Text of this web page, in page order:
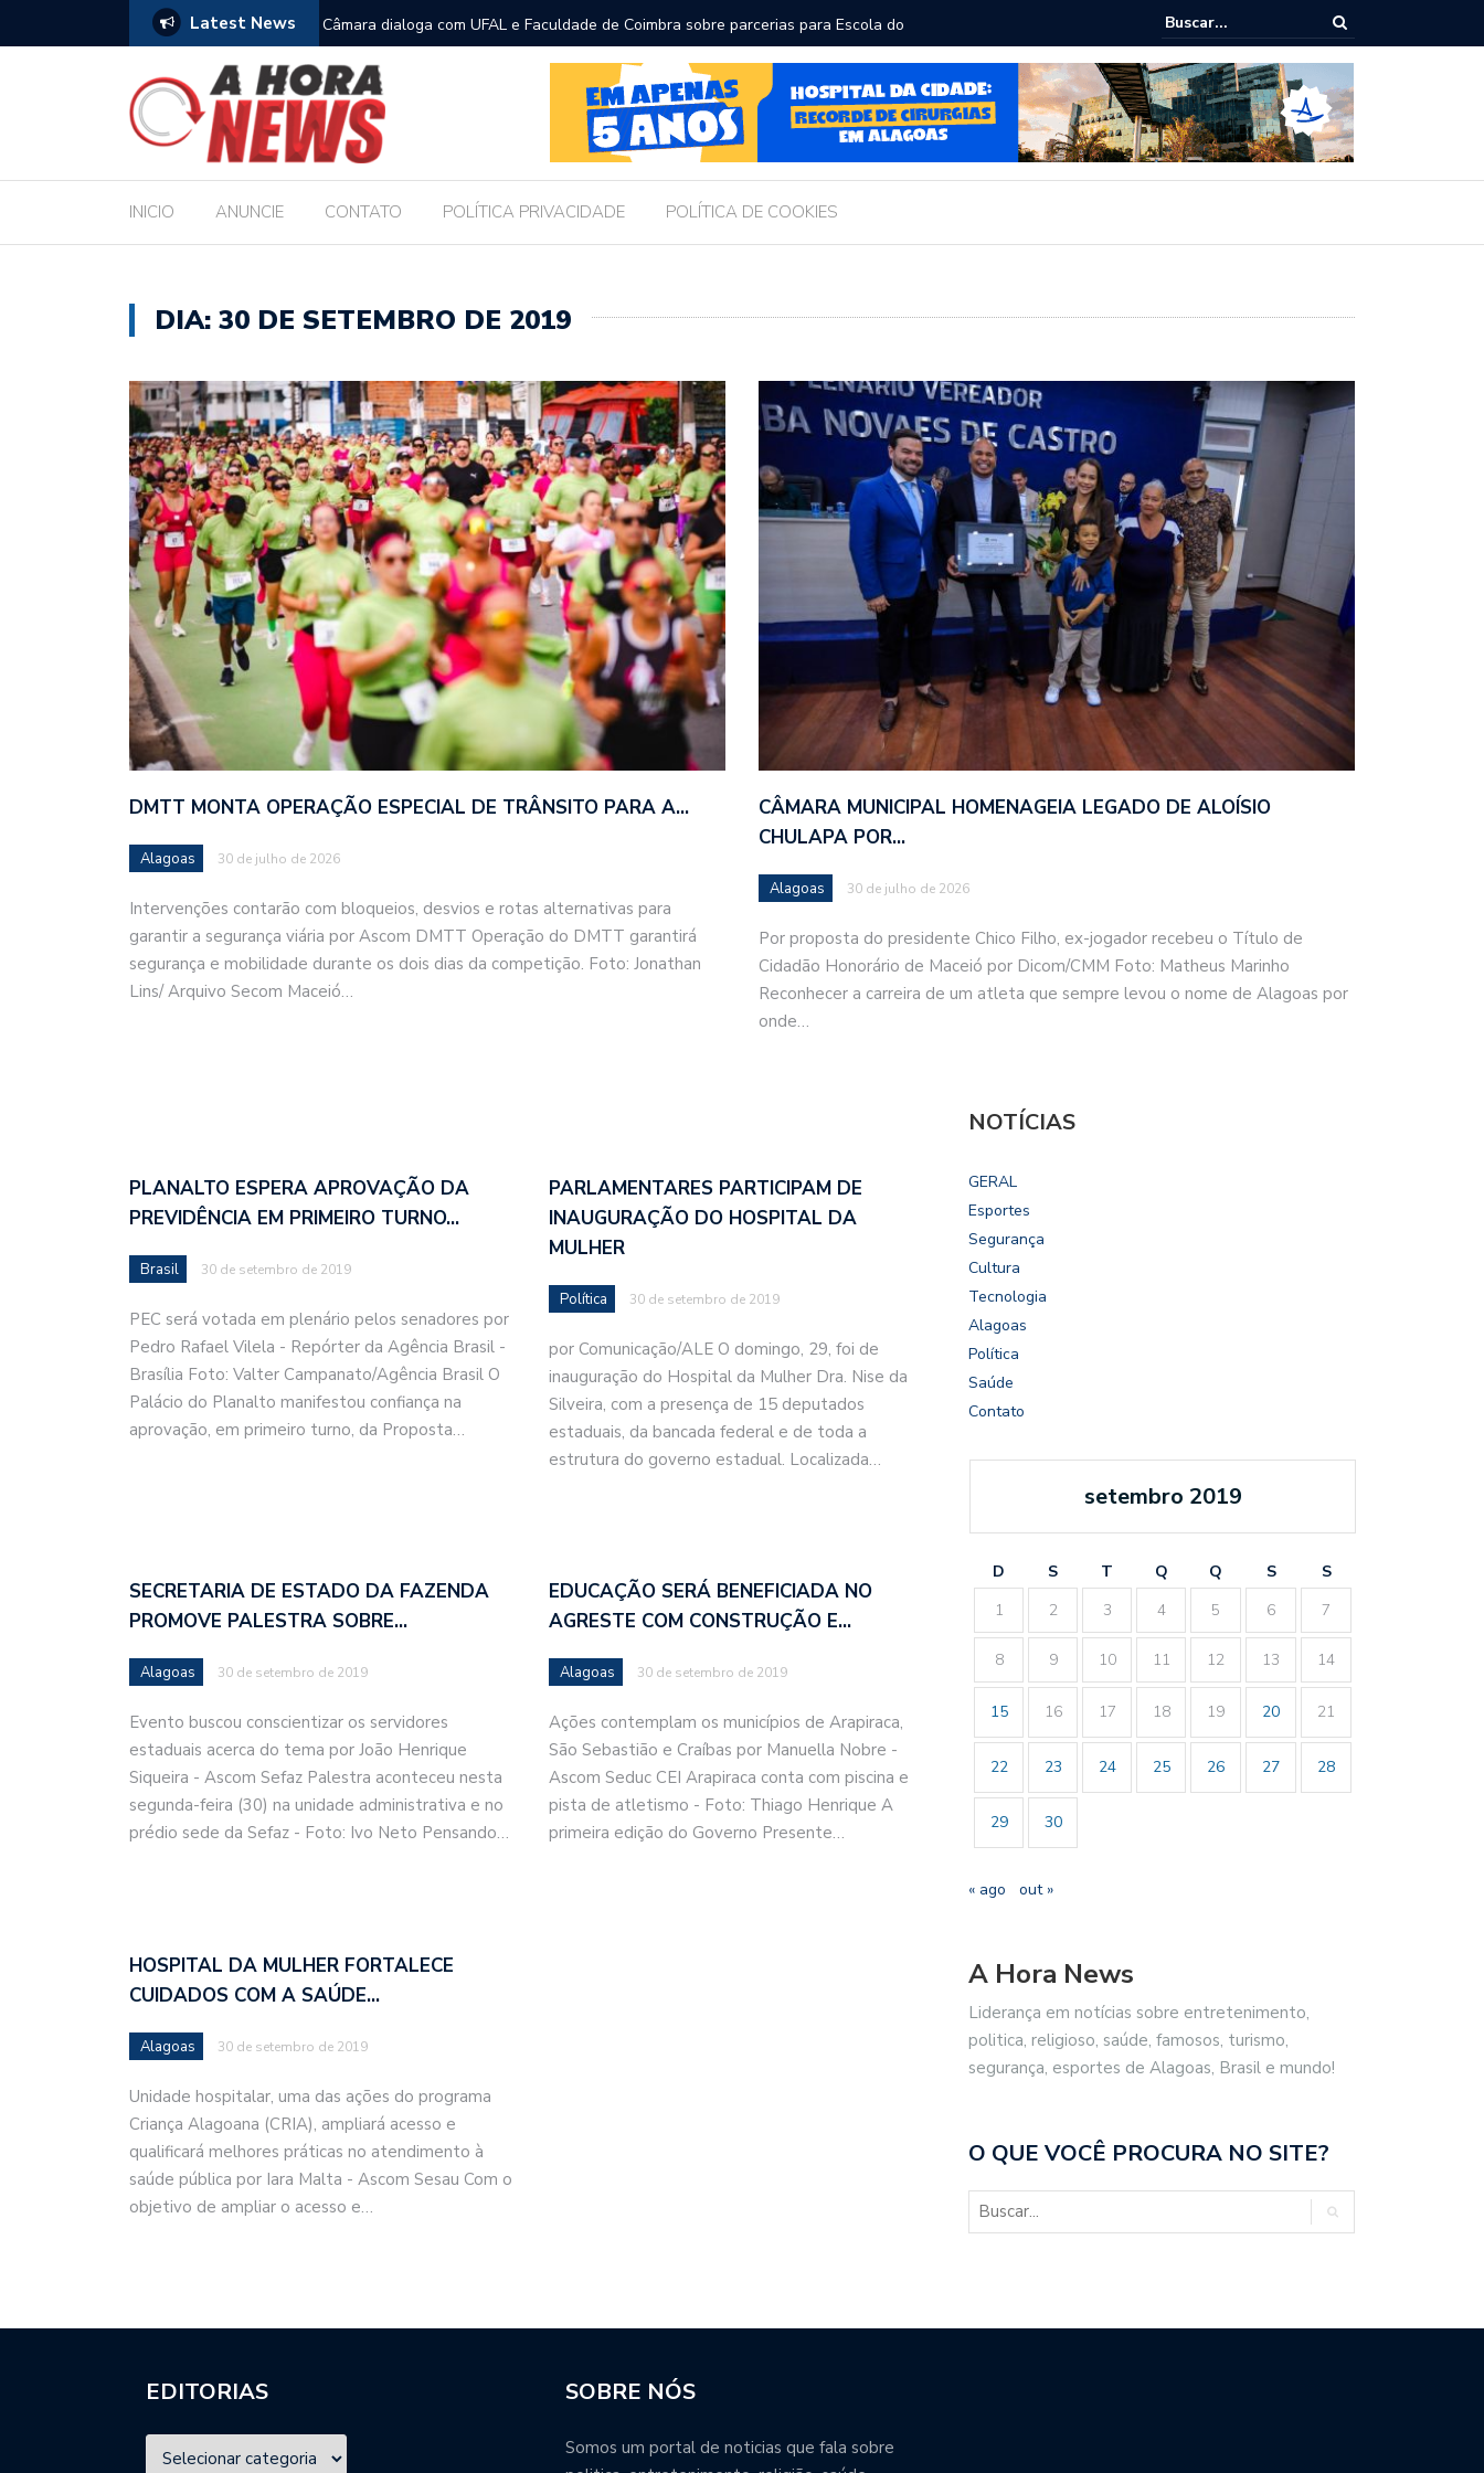
Latest News
no Dia dos Pais
Câmara dialoga com UFAL e Faculdade de Coimbra sobre parcerias para Escola do
Legislativo
Prefeito Rodrigo Cunha empossa gestores escolares e sanciona jornada de 30
para professores
INICIO ANUNCIE CONTATO POLÍTICA PRIVACIDADE POLÍTICA DE COOKIES
DIA: 30 DE SETEMBRO DE 2019
DMTT MONTA OPERAÇÃO ESPECIAL DE TRÂNSITO PARA A…
Alagoas 30 de julho de 2026
Intervenções contarão com bloqueios, desvios e rotas alternativas para
garantir a segurança viária por Ascom DMTT Operação do DMTT garantirá
segurança e mobilidade durante os dois dias da competição. Foto: Jonathan
Lins/ Arquivo Secom Maceió…
CÂMARA MUNICIPAL HOMENAGEIA LEGADO DE ALOÍSIO
CHULAPA POR…
Alagoas 30 de julho de 2026
Por proposta do presidente Chico Filho, ex-jogador recebeu o Título de
Cidadão Honorário de Maceió por Dicom/CMM Foto: Matheus Marinho
Reconhecer a carreira de um atleta que sempre levou o nome de Alagoas por
onde…
PLANALTO ESPERA APROVAÇÃO DA
PREVIDÊNCIA EM PRIMEIRO TURNO…
Brasil 30 de setembro de 2019
PEC será votada em plenário pelos senadores por
Pedro Rafael Vilela - Repórter da Agência Brasil -
Brasília Foto: Valter Campanato/Agência Brasil O
Palácio do Planalto manifestou confiança na
aprovação, em primeiro turno, da Proposta…
PARLAMENTARES PARTICIPAM DE
INAUGURAÇÃO DO HOSPITAL DA
MULHER
Política 30 de setembro de 2019
por Comunicação/ALE O domingo, 29, foi de
inauguração do Hospital da Mulher Dra. Nise da
Silveira, com a presença de 15 deputados
estaduais, da bancada federal e de toda a
estrutura do governo estadual. Localizada…
SECRETARIA DE ESTADO DA FAZENDA
PROMOVE PALESTRA SOBRE…
Alagoas 30 de setembro de 2019
Evento buscou conscientizar os servidores
estaduais acerca do tema por João Henrique
Siqueira - Ascom Sefaz Palestra aconteceu nesta
segunda-feira (30) na unidade administrativa e no
prédio sede da Sefaz - Foto: Ivo Neto Pensando…
EDUCAÇÃO SERÁ BENEFICIADA NO
AGRESTE COM CONSTRUÇÃO E…
Alagoas 30 de setembro de 2019
Ações contemplam os municípios de Arapiraca,
São Sebastião e Craíbas por Manuella Nobre -
Ascom Seduc CEI Arapiraca conta com piscina e
pista de atletismo - Foto: Thiago Henrique A
primeira edição do Governo Presente…
HOSPITAL DA MULHER FORTALECE
CUIDADOS COM A SAÚDE…
Alagoas 30 de setembro de 2019
Unidade hospitalar, uma das ações do programa
Criança Alagoana (CRIA), ampliará acesso e
qualificará melhores práticas no atendimento à
saúde pública por Iara Malta - Ascom Sesau Com o
objetivo de ampliar o acesso e…
NOTÍCIAS
GERAL
Esportes
Segurança
Cultura
Tecnologia
Alagoas
Política
Saúde
Contato
setembro 2019
D S T Q Q S
S
1
2 3 4 5 6 7
8 9 10 11 12 13 14
15 16 17 18 19 20 21
22 23 24 25 26 27 28
29 30
« ago out »
A Hora News
Liderança em notícias sobre entretenimento,
politica, religioso, saúde, famosos, turismo,
segurança, esportes de Alagoas, Brasil e mundo!
O QUE VOCÊ PROCURA NO SITE?
EDITORIAS SOBRE NÓS
Somos um portal de noticias que fala sobre